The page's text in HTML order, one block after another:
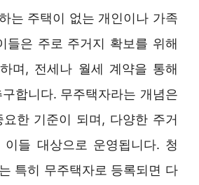
는 주택이 없는 개인이나 가족
들은 주로 주거지 확보를 위해
며, 전세나 월세 계약을 통해
합니다. 무주택자라는 개념은
한 기준이 되며, 다양한 주거
이들 대상으로 운영됩니다. 청
특히 무주택자로 등록되면 다